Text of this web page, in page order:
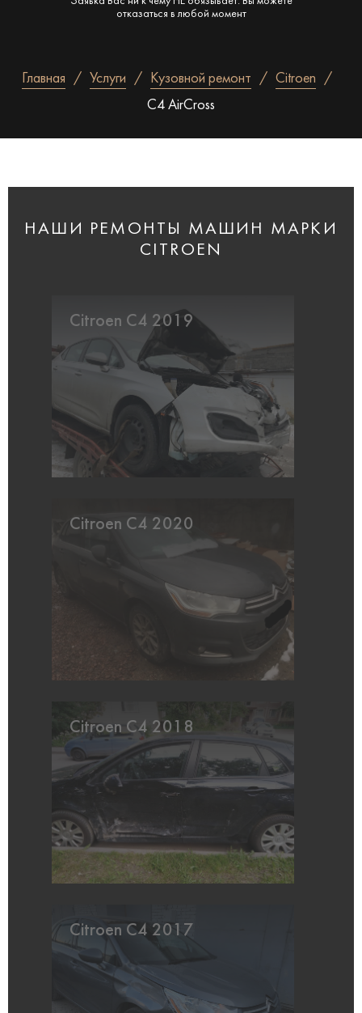
отказаться в любой момент
Главная Услуги Кузовной ремонт
Citroen
C4 AirCross
НАШИ РЕМОНТЫ МАШИН МАРКИ
CITROEN
Citroen C4 2019
Citroen C4 2020
Citroen C4 2018
Citroen C4 2017